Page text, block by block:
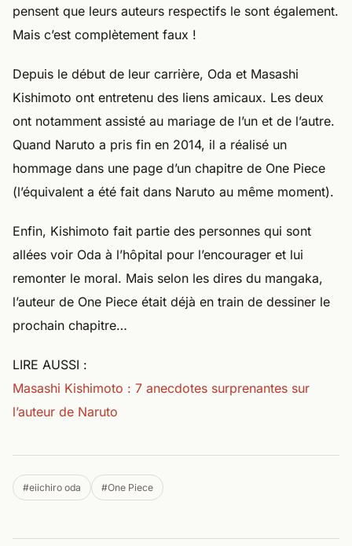
pensent que leurs auteurs respectifs le sont également.
Mais c’est complètement faux !
Depuis le début de leur carrière, Oda et Masashi
Kishimoto ont entretenu des liens amicaux. Les deux
ont notamment assisté au mariage de l’un et de l’autre.
Quand Naruto a pris fin en 2014, il a réalisé un
hommage dans une page d’un chapitre de One Piece
(l’équivalent a été fait dans Naruto au même moment).
Enfin, Kishimoto fait partie des personnes qui sont
allées voir Oda à l’hôpital pour l’encourager et lui
remonter le moral. Mais selon les dires du mangaka,
l’auteur de One Piece était déjà en train de dessiner le
prochain chapitre…
LIRE AUSSI :
Masashi Kishimoto : 7 anecdotes surprenantes sur
l’auteur de Naruto
#eiichiro oda #One Piece